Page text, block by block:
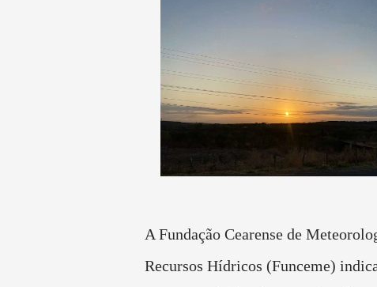
A Fundação Cearense de
Recursos Hídricos (Funceme)